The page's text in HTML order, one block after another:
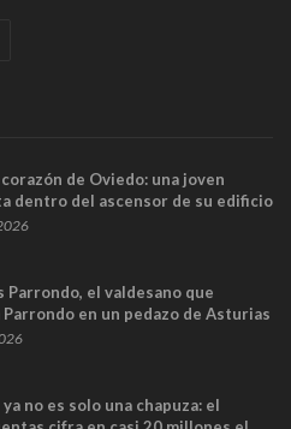
de Oviedo: una joven
dentro del ascensor de su edificio
sus últimos minutos
Parrondo, el valdesano que
en un pedazo de Asturias
ya no es solo una chapuza: el